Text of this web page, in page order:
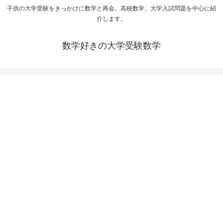
子供の大学受験をきっかけに数学と再会。高校数学、大学入試問題を中心に紹
介します。
数学好きの大学受験数学